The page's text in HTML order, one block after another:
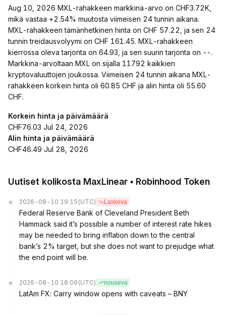
Aug 10, 2026 MXL-rahakkeen markkina-arvo on CHF3.72K,
mikä vastaa +2.54% muutosta viimeisen 24 tunnin aikana.
MXL-rahakkeen tämänhetkinen hinta on CHF 57.22, ja sen 24
tunnin treidausvolyymi on CHF 161.45. MXL-rahakkeen
kierrossa oleva tarjonta on 64.93, ja sen suurin tarjonta on --.
Markkina-arvoltaan MXL on sijalla 11792 kaikkien
kryptovaluuttojen joukossa. Viimeisen 24 tunnin aikana MXL-
rahakkeen korkein hinta oli 60.85 CHF ja alin hinta oli 55.60
CHF.
Korkein hinta ja päivämäärä
CHF76.03 Jul 24, 2026
Alin hinta ja päivämäärä
CHF46.49 Jul 28, 2026
Uutiset kolikosta MaxLinear • Robinhood Token
2026-08-10 19:15 (UTC) Laskeva
Federal Reserve Bank of Cleveland President Beth
Hammack said it’s possible a number of interest rate hikes
may be needed to bring inflation down to the central
bank’s 2% target, but she does not want to prejudge what
the end point will be.
2026-08-10 18:09 (UTC) nouseva
LatAm FX: Carry window opens with caveats – BNY